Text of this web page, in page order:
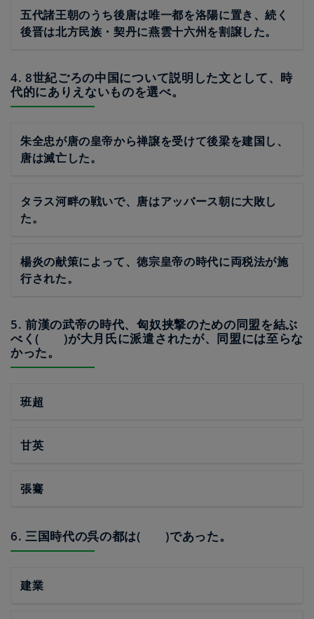
五代諸王朝のうち後唐は唯一都を洛陽に置き、続く
後晋は北方民族・契丹に燕雲十六州を割譲した。
4. 8世紀ごろの中国について説明した文として、時
代的にありえないものを選べ。
朱全忠が唐の皇帝から禅譲を受けて後梁を建国し、
唐は滅亡した。
タラス河畔の戦いで、唐はアッバース朝に大敗し
た。
楊炎の献策によって、徳宗皇帝の時代に両税法が施
行された。
5. 前漢の武帝の時代、匈奴挟撃のための同盟を結ぶ
べく( )が大月氏に派遣されたが、同盟には至らな
かった。
班超
甘英
張騫
6. 三国時代の呉の都は( )であった。
建業